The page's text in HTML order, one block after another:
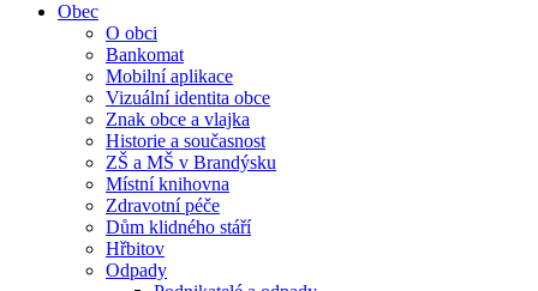
Obec
O obci
Bankomat
Mobilní aplikace
Vizuální identita obce
Znak obce a vlajka
Historie a současnost
ZŠ a MŠ v Brandýsku
Místní knihovna
Zdravotní péče
Dům klidného stáří
Hřbitov
Odpady